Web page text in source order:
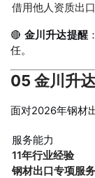
借用他人资质出口
🔴 金川升达提醒
任。
05 金川升
面对2026年钢材
服务能力
11年行业经验
钢材出口专项服务